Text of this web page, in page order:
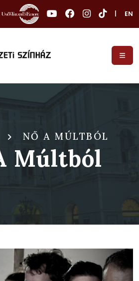
EN
NŐ A MÚLTBÓL
Múltból